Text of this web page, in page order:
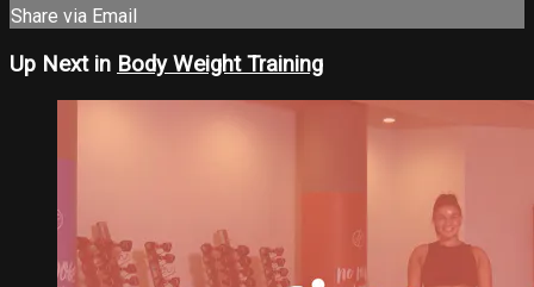
Share via Email
Up Next in Body Weight Training